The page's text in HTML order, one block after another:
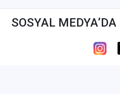
SOSYAL MEDYA’DA